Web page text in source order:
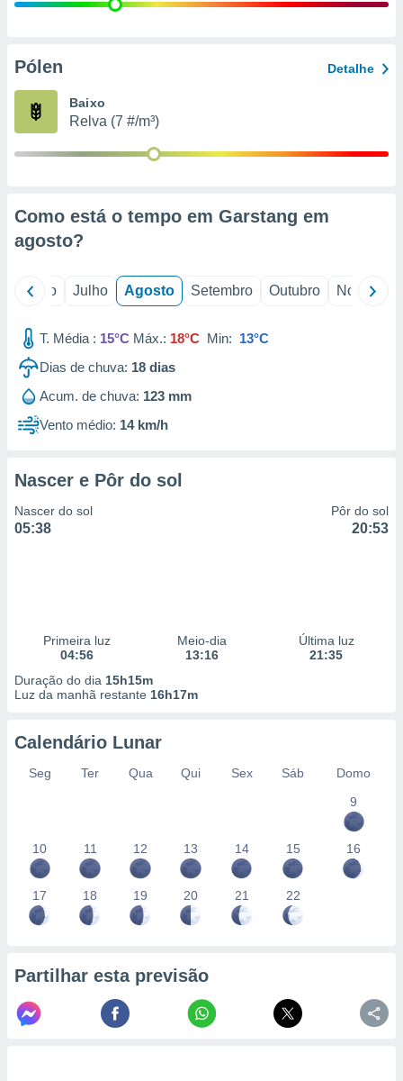
e
de
Pólen Detalhe
Baixo
Relva (7 #/m³)
Como está o tempo em Garstang em
agosto?
Junho Julho Agosto Setembro Outubro Novembro
T. Média : 15°C Máx.: 18°C Min: 13°C
Dias de chuva: 18 dias
Acum. de chuva: 123 mm
Vento médio: 14 km/h
Nascer e Pôr do sol
Nascer do sol
05:38
Pôr do sol
20:53
Primeira luz
04:56
Meio-dia
13:16
Última luz
21:35
Duração do dia 15h15m
Luz da manhã restante 16h17m
Calendário Lunar
Seg Ter Qua Qui Sex Sáb
Domo
9
10 11 12 13 14 15 16
17 18 19 20 21 22
Partilhar esta previsão